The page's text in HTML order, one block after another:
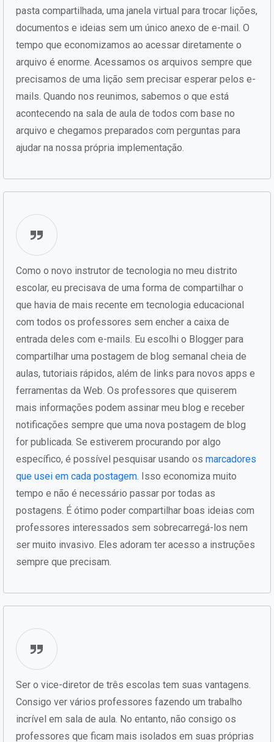
pasta compartilhada, uma janela virtual para trocar lições,
documentos e ideias sem um único anexo de e-mail. O
tempo que economizamos ao acessar diretamente o
arquivo é enorme. Acessamos os arquivos sempre que
precisamos de uma lição sem precisar esperar pelos e-
mails. Quando nos reunimos, sabemos o que está
acontecendo na sala de aula de todos com base no
arquivo e chegamos preparados com perguntas para
ajudar na nossa própria implementação.
Como o novo instrutor de tecnologia no meu distrito
escolar, eu precisava de uma forma de compartilhar o
que havia de mais recente em tecnologia educacional
com todos os professores sem encher a caixa de
entrada deles com e-mails. Eu escolhi o Blogger para
compartilhar uma postagem de blog semanal cheia de
aulas, tutoriais rápidos, além de links para novos apps e
ferramentas da Web. Os professores que quiserem
mais informações podem assinar meu blog e receber
notificações sempre que uma nova postagem de blog
for publicada. Se estiverem procurando por algo
específico, é possível pesquisar usando os marcadores
que usei em cada postagem. Isso economiza muito
tempo e não é necessário passar por todas as
postagens. É ótimo poder compartilhar boas ideias com
professores interessados sem sobrecarregá-los nem
ser muito invasivo. Eles adoram ter acesso a instruções
sempre que precisam.
Ser o vice-diretor de três escolas tem suas vantagens.
Consigo ver vários professores fazendo um trabalho
incrível em sala de aula. No entanto, não consigo os
professores que ficam mais isolados em suas próprias